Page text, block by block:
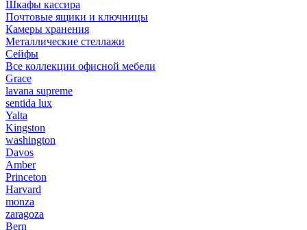
Шкафы кассира
Почтовые ящики и ключницы
Камеры хранения
Металлические стеллажи
Сейфы
Все коллекции офисной мебели
Grace
lavana supreme
sentida lux
Yalta
Kingston
washington
Davos
Amber
Princeton
Harvard
monza
zaragoza
Bern